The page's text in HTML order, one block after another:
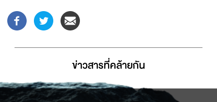
ข่าวสารที่่คล้ายกัน